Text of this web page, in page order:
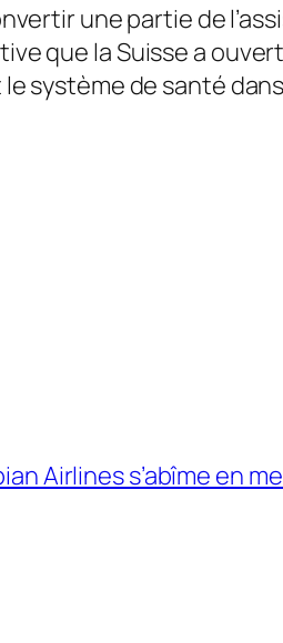
une partie de
que la Suisse a
système de santé
Airlines s’abîme en